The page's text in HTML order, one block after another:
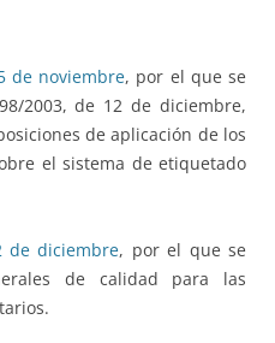
de noviembre, por el que se
2003, de 12 de diciembre,
de aplicación de los
el sistema de etiquetado
de diciembre, por el que se
de calidad para las